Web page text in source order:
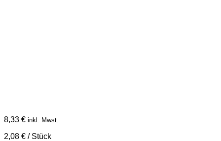
8,33 € inkl. Mwst.
2,08 € / Stück